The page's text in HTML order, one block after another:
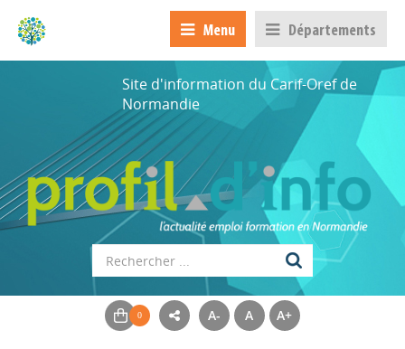
Menu Départements
Site d'information du Carif-Oref de
Normandie
A- A A+